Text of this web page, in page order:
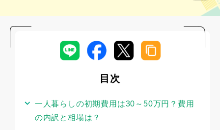
暮らしの初期費用は30～50万円程度が目安とされてい
ますが、物件選びや引越し方法の工夫によって負担を
抑えることが可能です。
本記事では、一人暮らしの初期費用の相場や内訳を整
準備できない場合の対処法について解説します。
目次
一人暮らしの初期費用は30～50万円？費用
の内訳と相場は？